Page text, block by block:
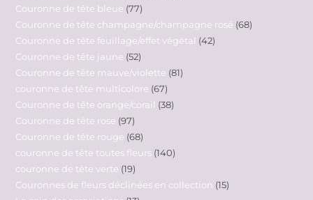
Couronne de tête bleue 77
Couronne de tête champagne/champagne rosé 68
Couronne de tête feuillage/effet végétal 42
Couronne de tête jaune 52
Couronne de tête mauve/violette 81
couronne de tête multicolore 67
Couronne de tête orange/corail 38
Couronne de tête rose 97
Couronne de tête rouge 68
couronne de tête toutes fleurs 140
couronne de tête verte 19
Couronnes de fleurs déclinées en collection 15